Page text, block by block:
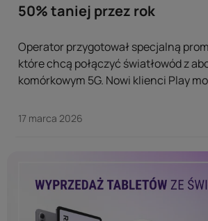
50% taniej przez rok
Operator przygotował specjalną
które chcą połączyć światłowód z
komórkowym 5G. Nowi klienci Play
sieci w korzystnym pakiecie. ...
17 marca 2026